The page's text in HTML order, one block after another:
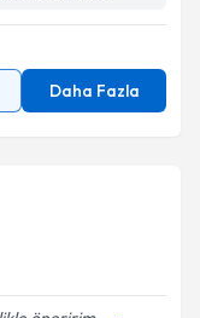
Daha Fazla